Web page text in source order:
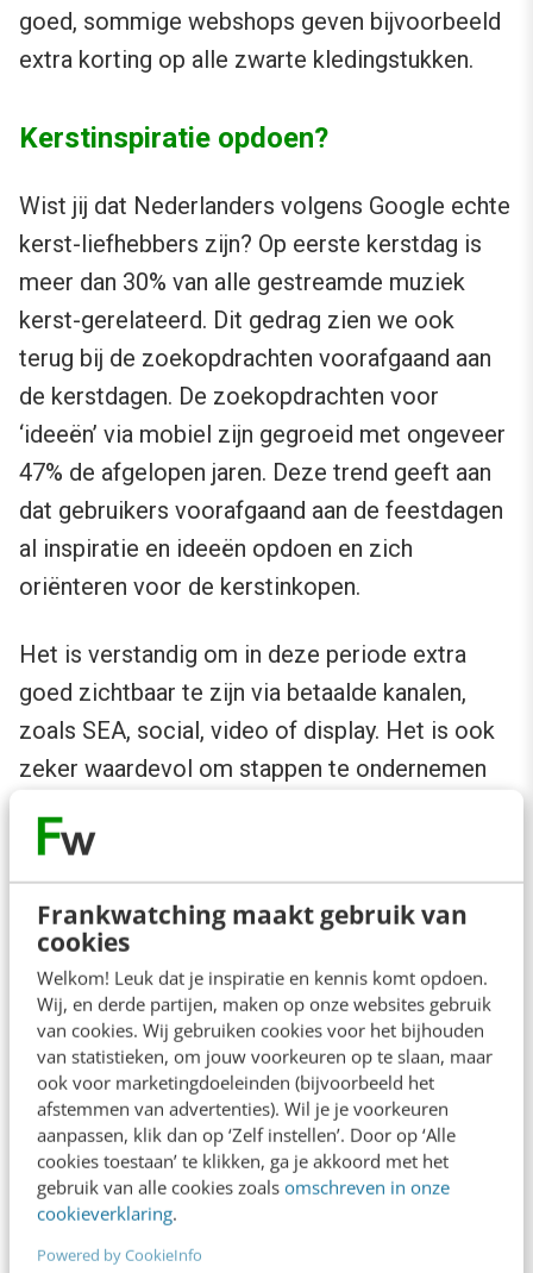
Frankwatching maakt gebruik van
cookies
Welkom! Leuk dat je inspiratie en kennis komt opdoen.
Wij, en derde partijen, maken op onze websites gebruik
van cookies. Wij gebruiken cookies voor het bijhouden
van statistieken, om jouw voorkeuren op te slaan, maar
ook voor marketingdoeleinden (bijvoorbeeld het
afstemmen van advertenties). Wil je je voorkeuren
aanpassen, klik dan op ‘Zelf instellen’. Door op ‘Alle
cookies toestaan’ te klikken, ga je akkoord met het
gebruik van alle cookies zoals omschreven in onze
cookieverklaring.
Powered by CookieInfo
goed, sommige webshops geven bijvoorbeeld
extra korting op alle zwarte kledingstukken.
Kerstinspiratie opdoen?
Wist jij dat Nederlanders volgens Google echte
kerst-liefhebbers zijn? Op eerste kerstdag is
meer dan 30% van alle gestreamde muziek
kerst-gerelateerd. Dit gedrag zien we ook
terug bij de zoekopdrachten voorafgaand aan
de kerstdagen. De zoekopdrachten voor
‘ideeën’ via mobiel zijn gegroeid met ongeveer
47% de afgelopen jaren. Deze trend geeft aan
dat gebruikers voorafgaand aan de feestdagen
al inspiratie en ideeën opdoen en zich
oriënteren voor de kerstinkopen.
Het is verstandig om in deze periode extra
goed zichtbaar te zijn via betaalde kanalen,
zoals SEA, social, video of display. Het is ook
zeker waardevol om stappen te ondernemen
webshop. Er wordt namelijk gezocht naar
zoektermen zoals:
Hoe zet je de kerstboom op?
Inspiratie voor kerstcadeaus
Tekst voor een kerstkaart
Kerstcadeau moeder/vader/vriend
Kerstcadeau voor haar
Wanneer kerstboom opzetten?
Inspiratie kerstkleding
Welke kerstcadeaus?